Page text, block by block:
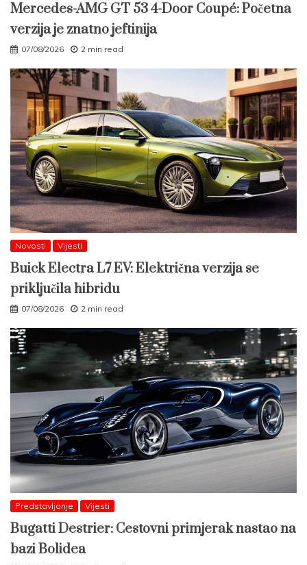
Mercedes-AMG GT 53 4-Door Coupé: Početna
verzija je znatno jeftinija
07/08/2026 2 min read
Novosti Vijesti
Buick Electra L7 EV: Električna verzija se
priključila hibridu
07/08/2026 2 min read
Predstavljanje Vijesti
Bugatti Destrier: Cestovni primjerak nastao na
bazi Bolidea